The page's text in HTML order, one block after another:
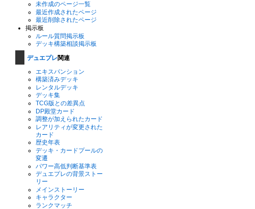
未作成のページ一覧
最近作成されたページ
最近削除されたページ
掲示板
ルール質問掲示板
デッキ構築相談掲示板
デュエプレ関連
エキスパンション
構築済みデッキ
レンタルデッキ
デッキ集
TCG版との差異点
DP殿堂カード
調整が加えられたカード
レアリティが変更された
カード
歴史年表
デッキ・カードプールの
変遷
パワー高低判断基準表
デュエプレの背景ストー
リー
メインストーリー
キャラクター
ランクマッチ